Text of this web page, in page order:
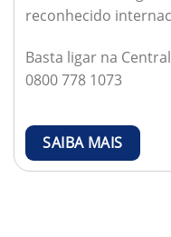
reconhecido
Basta ligar na
0800 778 1073
SAIBA MAIS